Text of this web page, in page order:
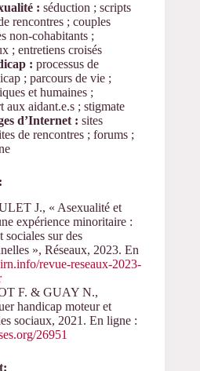
: séduction ; scripts
rencontres ; couples
non-cohabitants ;
; entretiens croisés
: processus de
; parcours de vie ;
et humaines ;
aux aidant.e.s ; stigmate
d’Internet : sites
de rencontres ; forums ;
J., « Asexualité et
expérience minoritaire :
sociales sur des
», Réseaux, 2023. En
revue-reseaux-2023-
F. & GUAY N.,
handicap moteur et
sociaux, 2021. En ligne :
26951